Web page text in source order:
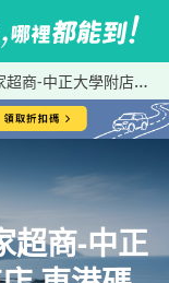
店到全家便利商店 東港碼頭店
超商-中正